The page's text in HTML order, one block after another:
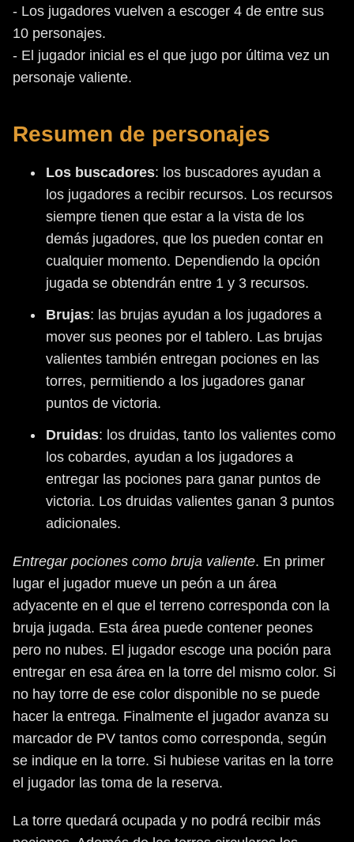
- Los jugadores vuelven a escoger 4 de entre sus
10 personajes.
- El jugador inicial es el que jugo por última vez un
personaje valiente.
Resumen de personajes
Los buscadores: los buscadores ayudan a
los jugadores a recibir recursos. Los recursos
siempre tienen que estar a la vista de los
demás jugadores, que los pueden contar en
cualquier momento. Dependiendo la opción
jugada se obtendrán entre 1 y 3 recursos.
Brujas: las brujas ayudan a los jugadores a
mover sus peones por el tablero. Las brujas
valientes también entregan pociones en las
torres, permitiendo a los jugadores ganar
puntos de victoria.
Druidas: los druidas, tanto los valientes como
los cobardes, ayudan a los jugadores a
entregar las pociones para ganar puntos de
victoria. Los druidas valientes ganan 3 puntos
adicionales.
Entregar pociones como bruja valiente. En primer
lugar el jugador mueve un peón a un área
adyacente en el que el terreno corresponda con la
bruja jugada. Esta área puede contener peones
pero no nubes. El jugador escoge una poción para
entregar en esa área en la torre del mismo color. Si
no hay torre de ese color disponible no se puede
hacer la entrega. Finalmente el jugador avanza su
marcador de PV tantos como corresponda, según
se indique en la torre. Si hubiese varitas en la torre
el jugador las toma de la reserva.
La torre quedará ocupada y no podrá recibir más